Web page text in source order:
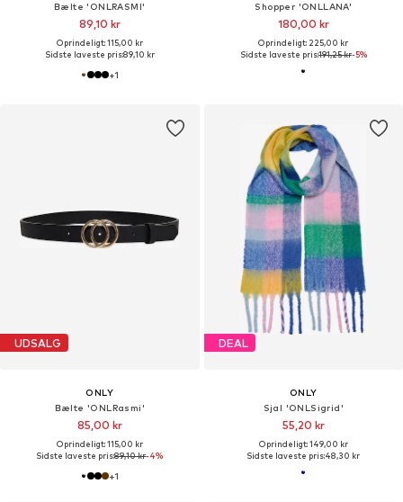
Bælte 'ONLRASMI'
89,10 kr
Oprindeligt: 115,00 kr
Sidste laveste pris:89,10 kr
+1
Shopper 'ONLLANA'
180,00 kr
Oprindeligt: 225,00 kr
Sidste laveste pris:191,25 kr-5%
UDSALG
ONLY
Bælte 'ONLRasmi'
85,00 kr
Oprindeligt: 115,00 kr
Sidste laveste pris:89,10 kr-4%
+1
DEAL
ONLY
Sjal 'ONLSigrid'
55,20 kr
Oprindeligt: 149,00 kr
Sidste laveste pris:48,30 kr